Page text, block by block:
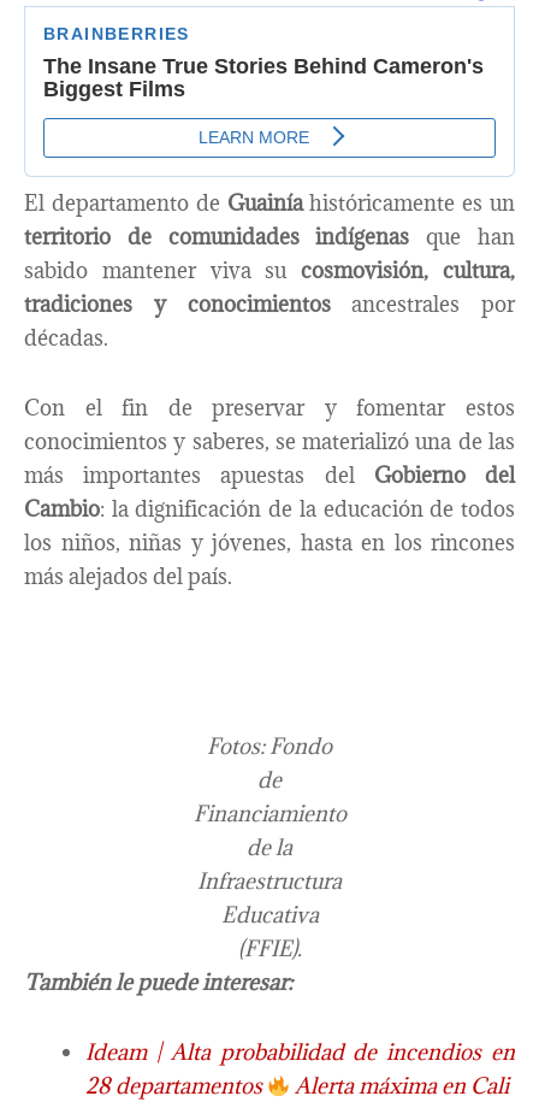
El departamento de Guainíahistóricamente es un
territorio de comunidades indígenas que han
sabido mantener viva sucosmovisión, cultura,
tradiciones y conocimientosancestrales por
décadas.
Con el fin de preservar y fomentar estos
conocimientos y saberes, se materializó una de las
más importantes apuestas del Gobierno del
Cambio: la dignificación de la educación de todos
los niños, niñas y jóvenes, hasta en los rincones
más alejados del país.
Fotos: Fondo
de
Financiamiento
de la
Infraestructura
Educativa
(FFIE).
También le puede interesar:
Ideam | Alta probabilidad de incendios en
28 departamentos
Alerta máxima en Cali